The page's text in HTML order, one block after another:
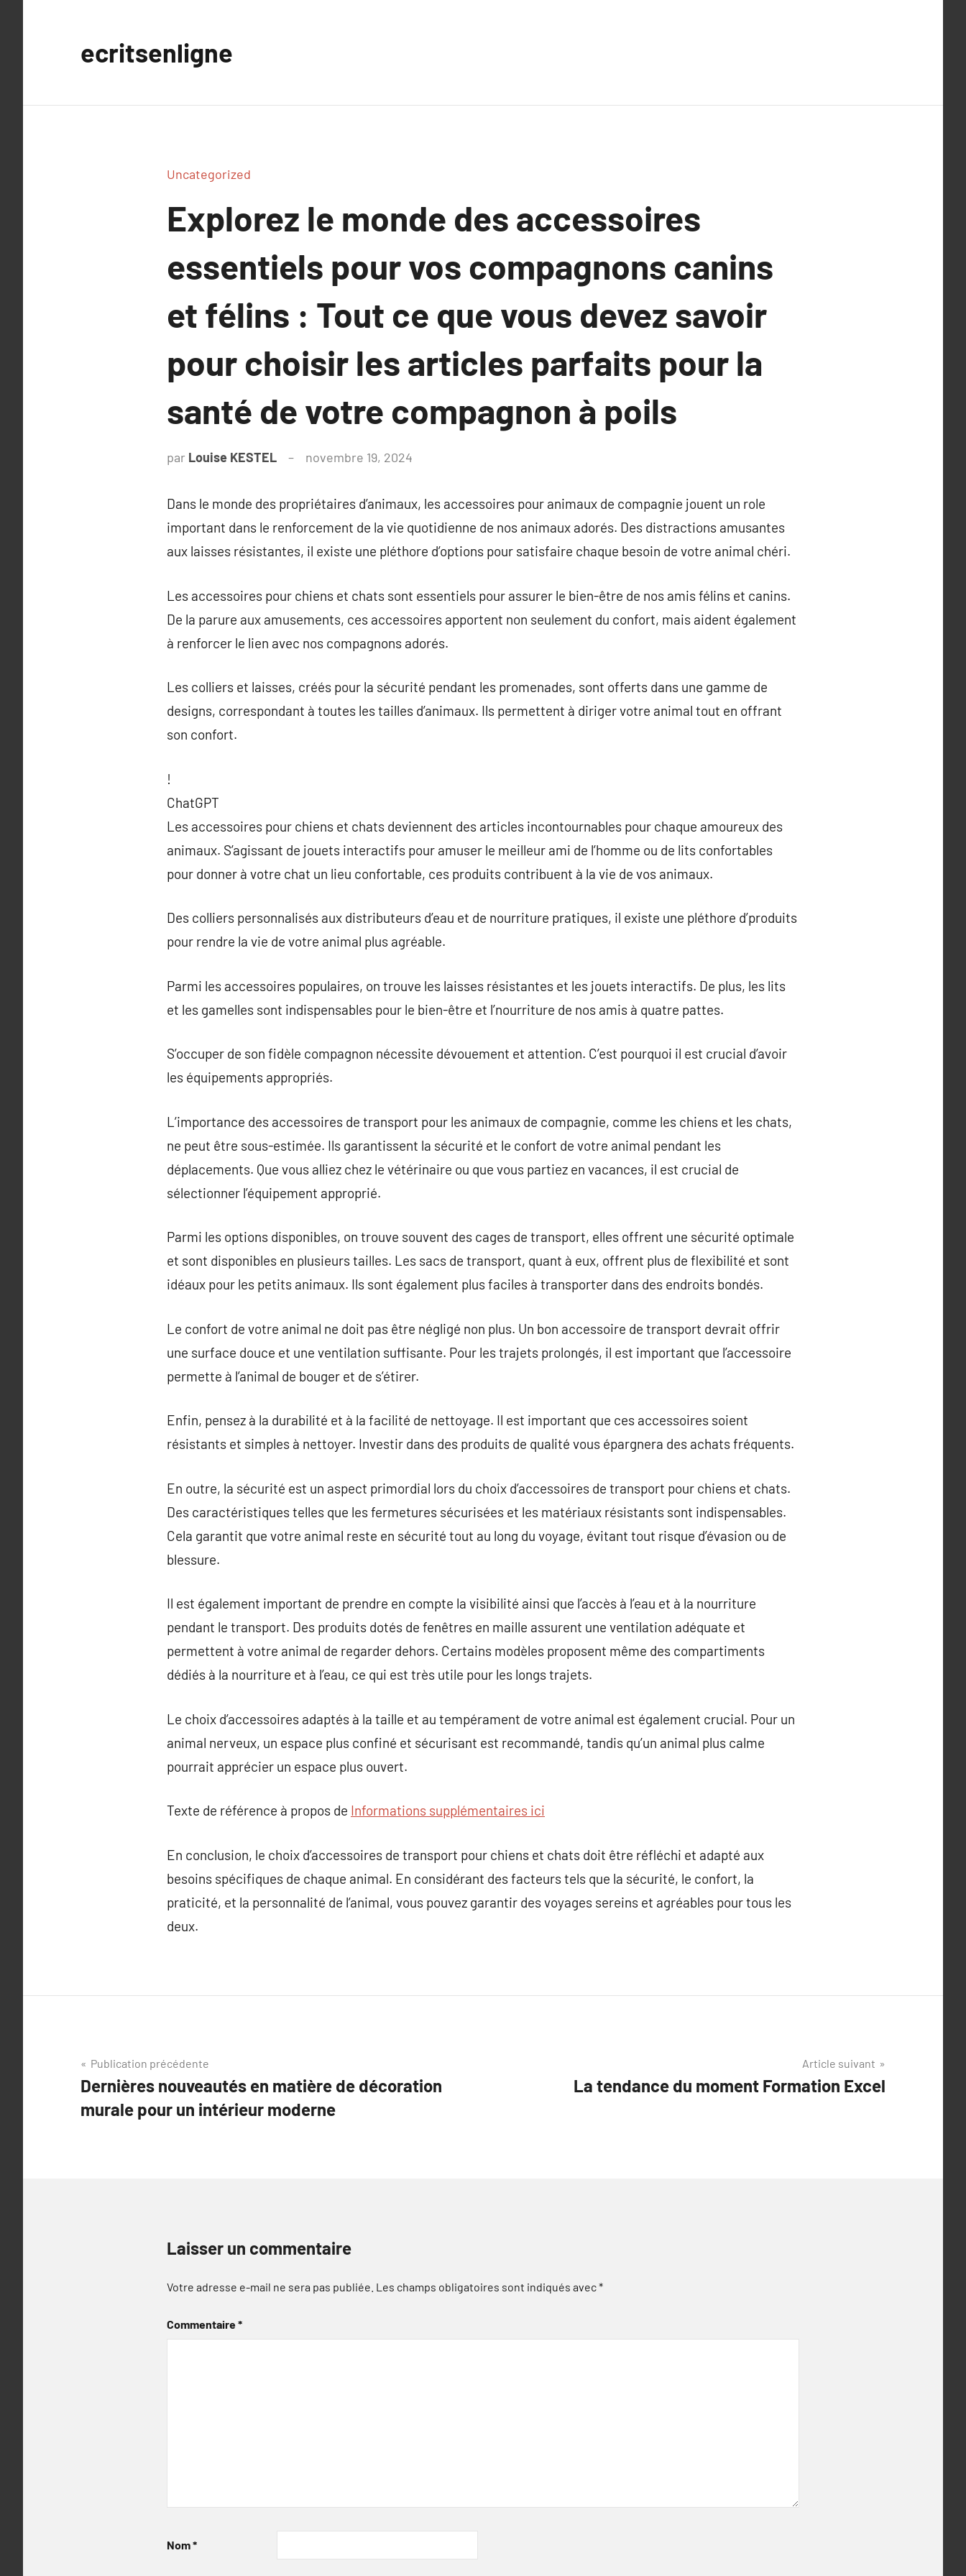
ecritsenligne
Uncategorized
Explorez le monde des accessoires
essentiels pour vos compagnons canins
et félins : Tout ce que vous devez savoir
pour choisir les articles parfaits pour la
santé de votre compagnon à poils
par Louise KESTEL novembre 19, 2024
Dans le monde des propriétaires d’animaux, les accessoires pour animaux de compagnie jouent un role
important dans le renforcement de la vie quotidienne de nos animaux adorés. Des distractions amusantes
aux laisses résistantes, il existe une pléthore d’options pour satisfaire chaque besoin de votre animal chéri.
Les accessoires pour chiens et chats sont essentiels pour assurer le bien-être de nos amis félins et canins.
De la parure aux amusements, ces accessoires apportent non seulement du confort, mais aident également
à renforcer le lien avec nos compagnons adorés.
Les colliers et laisses, créés pour la sécurité pendant les promenades, sont offerts dans une gamme de
designs, correspondant à toutes les tailles d’animaux. Ils permettent à diriger votre animal tout en offrant
son confort.
!
ChatGPT
Les accessoires pour chiens et chats deviennent des articles incontournables pour chaque amoureux des
animaux. S’agissant de jouets interactifs pour amuser le meilleur ami de l’homme ou de lits confortables
pour donner à votre chat un lieu confortable, ces produits contribuent à la vie de vos animaux.
Des colliers personnalisés aux distributeurs d’eau et de nourriture pratiques, il existe une pléthore d’produits
pour rendre la vie de votre animal plus agréable.
Parmi les accessoires populaires, on trouve les laisses résistantes et les jouets interactifs. De plus, les lits
et les gamelles sont indispensables pour le bien-être et l’nourriture de nos amis à quatre pattes.
S’occuper de son fidèle compagnon nécessite dévouement et attention. C’est pourquoi il est crucial d’avoir
les équipements appropriés.
L’importance des accessoires de transport pour les animaux de compagnie, comme les chiens et les chats,
ne peut être sous-estimée. Ils garantissent la sécurité et le confort de votre animal pendant les
déplacements. Que vous alliez chez le vétérinaire ou que vous partiez en vacances, il est crucial de
sélectionner l’équipement approprié.
Parmi les options disponibles, on trouve souvent des cages de transport, elles offrent une sécurité optimale
et sont disponibles en plusieurs tailles. Les sacs de transport, quant à eux, offrent plus de flexibilité et sont
idéaux pour les petits animaux. Ils sont également plus faciles à transporter dans des endroits bondés.
Le confort de votre animal ne doit pas être négligé non plus. Un bon accessoire de transport devrait offrir
une surface douce et une ventilation suffisante. Pour les trajets prolongés, il est important que l’accessoire
permette à l’animal de bouger et de s’étirer.
Enfin, pensez à la durabilité et à la facilité de nettoyage. Il est important que ces accessoires soient
résistants et simples à nettoyer. Investir dans des produits de qualité vous épargnera des achats fréquents.
En outre, la sécurité est un aspect primordial lors du choix d’accessoires de transport pour chiens et chats.
Des caractéristiques telles que les fermetures sécurisées et les matériaux résistants sont indispensables.
Cela garantit que votre animal reste en sécurité tout au long du voyage, évitant tout risque d’évasion ou de
blessure.
Il est également important de prendre en compte la visibilité ainsi que l’accès à l’eau et à la nourriture
pendant le transport. Des produits dotés de fenêtres en maille assurent une ventilation adéquate et
permettent à votre animal de regarder dehors. Certains modèles proposent même des compartiments
dédiés à la nourriture et à l’eau, ce qui est très utile pour les longs trajets.
Le choix d’accessoires adaptés à la taille et au tempérament de votre animal est également crucial. Pour un
animal nerveux, un espace plus confiné et sécurisant est recommandé, tandis qu’un animal plus calme
pourrait apprécier un espace plus ouvert.
Texte de référence à propos de Informations supplémentaires ici
En conclusion, le choix d’accessoires de transport pour chiens et chats doit être réfléchi et adapté aux
besoins spécifiques de chaque animal. En considérant des facteurs tels que la sécurité, le confort, la
praticité, et la personnalité de l’animal, vous pouvez garantir des voyages sereins et agréables pour tous les
deux.
Navigation
de
l’article
Publication précédente
Dernières nouveautés en matière de décoration
murale pour un intérieur moderne
Article suivant
La tendance du moment Formation Excel
Laisser un commentaire
Votre adresse e-mail ne sera pas publiée. Les champs obligatoires sont indiqués avec*
Commentaire*
Nom*